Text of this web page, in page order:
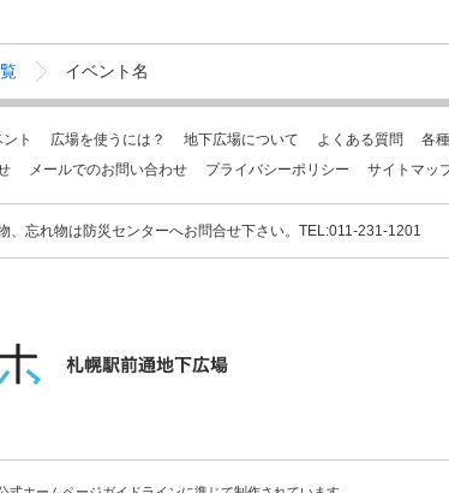
イベント名
ト 広場を使うには？ 地下広場について よくある質問 各
メールでのお問い合わせ プライバシーポリシー サイトマッ
、忘れ物は防災センターへお問合せ下さい。TEL:011-231-1201